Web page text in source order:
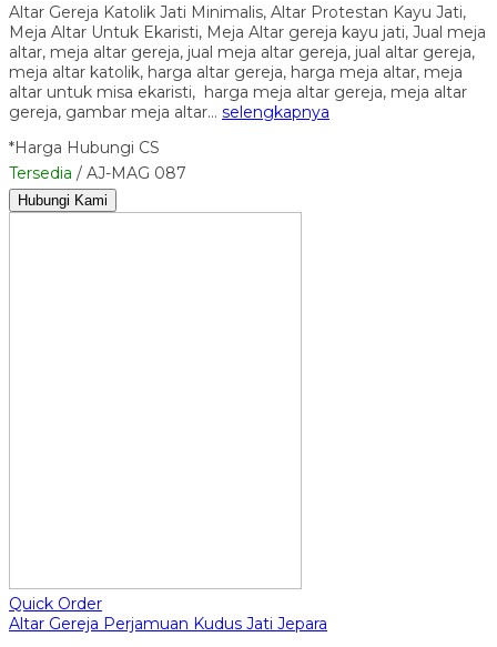
Altar Gereja Katolik Jati Minimalis, Altar Protestan Kayu Jati,
Meja Altar Untuk Ekaristi, Meja Altar gereja kayu jati, Jual meja
altar, meja altar gereja, jual meja altar gereja, jual altar gereja,
meja altar katolik, harga altar gereja, harga meja altar, meja
altar untuk misa ekaristi, harga meja altar gereja, meja altar
gereja, gambar meja altar… selengkapnya
*Harga Hubungi CS
Tersedia / AJ-MAG 087
Hubungi Kami
Quick Order
Altar Gereja Perjamuan Kudus Jati Jepara